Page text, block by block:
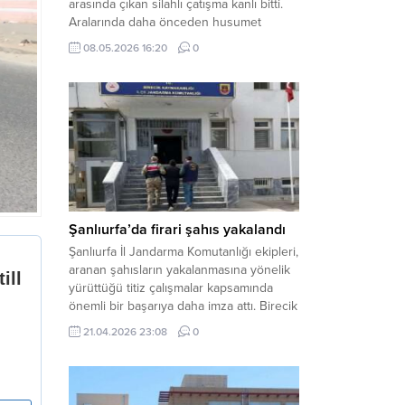
arasında çıkan silahlı çatışma kanlı bitti.
Aralarında daha önceden husumet
olduğu öğrenilen tarafların kavgası
neticesinde 3 kişi olay yerinde yaşamını
ilçesine bağlı kırsal Konaç Mahallesi’nde
meydana geldi. Edinilen bilgilere göre,
aralarında husumet bulunan iki grup
arasında henüz belirlenemeyen bir...
08.05.2026 16:20 0
Şanlıurfa’da firari şahıs yakalandı
Şanlıurfa İl Jandarma Komutanlığı ekipleri,
aranan şahısların yakalanmasına yönelik
yürüttüğü titiz çalışmalar kapsamında
önemli bir başarıya daha imza attı. Birecik
ilçesinde düzenlenen operasyonla,
hakkında kesinleşmiş hapis cezası
teslim edildi. Haber Merkezi – Şanlıurfa
Valiliği İl Basın ve Halkla İlişkiler
21.04.2026 23:08 0